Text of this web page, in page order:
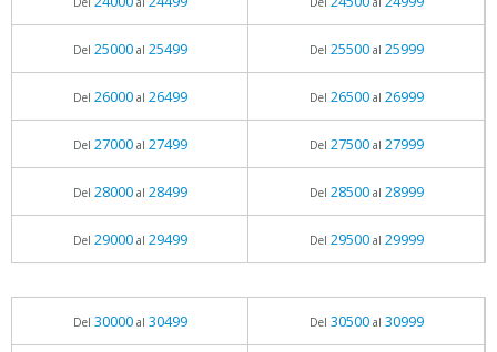
Del 25000al 25499 Del 25500al 25999
Del 26000al 26499 Del 26500al 26999
Del 27000al 27499 Del 27500al 27999
Del 28000al 28499 Del 28500al 28999
Del 29000al 29499 Del 29500al 29999
Del 30000al 30499 Del 30500al 30999